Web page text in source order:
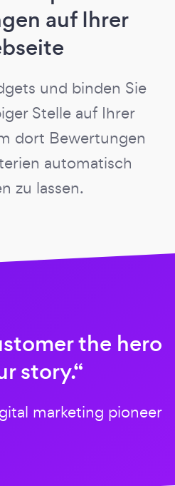
auf Ihrer
und binden Sie
Stelle auf Ihrer
dort Bewertungen
automatisch
zu lassen.
the hero
story.“
marketing pioneer